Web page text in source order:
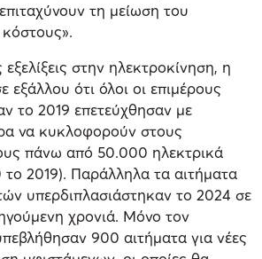
τη μείωση του
στην ηλεκτροκίνηση, η
εξάλλου ότι όλοι οι επιμέρους
το 2019 επετεύχθησαν με
να κυκλοφορούν στους
πάνω από 50.000 ηλεκτρικά
2019). Παράλληλα τα αιτήματα
υπερδιπλασιάστηκαν το 2024 σε
χρονιά. Μόνο τον
900 αιτήματα για νέες